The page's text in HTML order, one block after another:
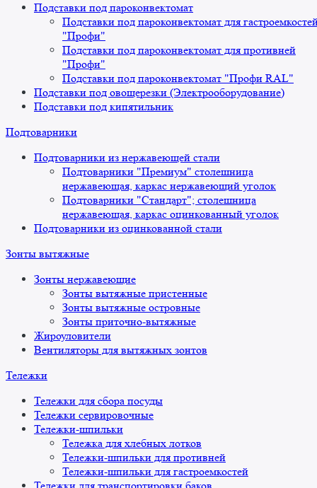
Подставки под пароконвектомат
Подставки под пароконвектомат для
"Профи"
Подставки под пароконвектомат для противней
"Профи"
Подставки под пароконвектомат "Профи RAL"
Подставки под овощерезки (Электрооборудование)
Подставки под кипятильник
Подтоварники
Подтоварники из нержавеющей стали
Подтоварники "Премиум" столешница
нержавеющая, каркас нержавеющий уголок
Подтоварники "Стандарт"; столешница
нержавеющая, каркас оцинкованный уголок
Подтоварники из оцинкованной стали
Зонты вытяжные
Зонты нержавеющие
Зонты вытяжные пристенные
Зонты вытяжные островные
Зонты приточно-вытяжные
Жироуловители
Вентиляторы для вытяжных зонтов
Тележки
Тележки для сбора посуды
Тележки сервировочные
Тележки-шпильки
Тележка для хлебных лотков
Тележки-шпильки для противней
Тележки-шпильки для гастроемкостей